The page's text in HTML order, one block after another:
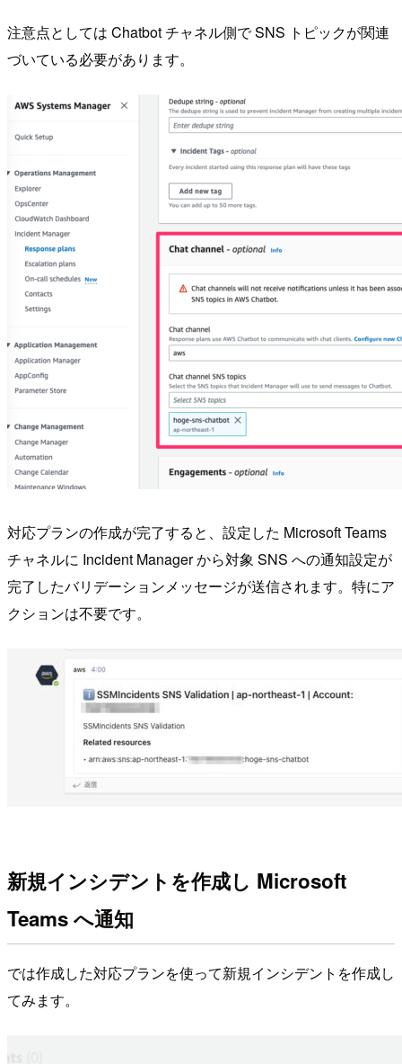
注意点としては Chatbot チャネル側で SNS トピックが関連
づいている必要があります。
対応プランの作成が完了すると、設定した Microsoft Teams
チャネルに Incident Manager から対象 SNS への通知設定が
完了したバリデーションメッセージが送信されます。特にア
クションは不要です。
新規インシデントを作成し Microsoft
Teams へ通知
では作成した対応プランを使って新規インシデントを作成し
てみます。